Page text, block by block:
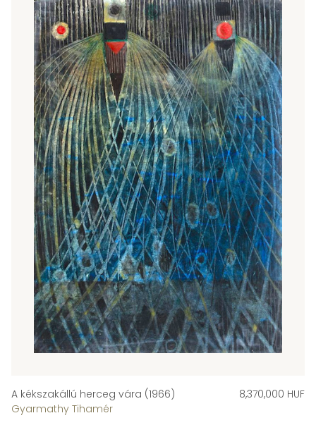
A kékszakállú herceg vára (1966)
Gyarmathy Tihamér
8,370,000 HUF